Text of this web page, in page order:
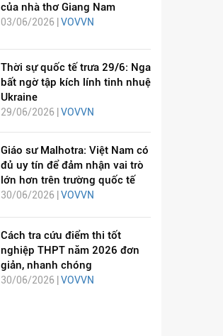
của nhà thơ Giang Nam
03/06/2026 | VOVVN
Thời sự quốc tế trưa 29/6: Nga
bất ngờ tập kích lính tinh nhuệ
Ukraine
29/06/2026 | VOVVN
Giáo sư Malhotra: Việt Nam có
đủ uy tín để đảm nhận vai trò
lớn hơn trên trường quốc tế
30/06/2026 | VOVVN
Cách tra cứu điểm thi tốt
nghiệp THPT năm 2026 đơn
giản, nhanh chóng
30/06/2026 |VOVVN